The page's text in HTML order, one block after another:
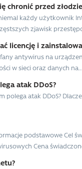
chronić przed
każdy użytkownik
zjawisk
licencję i
antywirus na
w sieci oraz danych na...
atak DDoS?
polega atak DDoS?
podstawowe Cel
Cena